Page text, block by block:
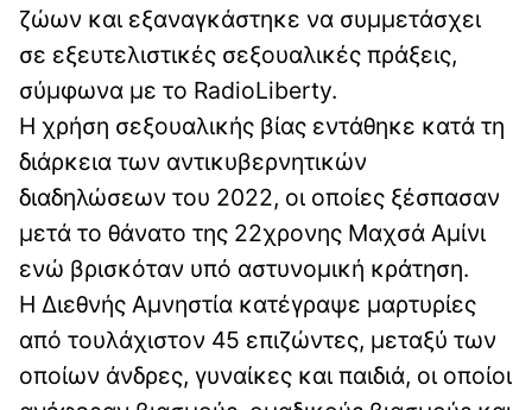
ζώων και εξαναγκάστηκε να συμμετάσχει
σε εξευτελιστικές σεξουαλικές πράξεις,
σύμφωνα με το RadioLiberty.
Η χρήση σεξουαλικής βίας εντάθηκε κατά τη
διάρκεια των αντικυβερνητικών
διαδηλώσεων του 2022, οι οποίες ξέσπασαν
μετά το θάνατο της 22χρονης Μαχσά Αμίνι
ενώ βρισκόταν υπό αστυνομική κράτηση.
Η Διεθνής Αμνηστία κατέγραψε μαρτυρίες
από τουλάχιστον 45 επιζώντες, μεταξύ των
οποίων άνδρες, γυναίκες και παιδιά, οι οποίοι